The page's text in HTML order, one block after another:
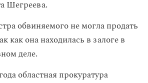
Шегреева.
обвиняемого не могла продать
как она находилась в залоге в
деле.
областная прокуратура